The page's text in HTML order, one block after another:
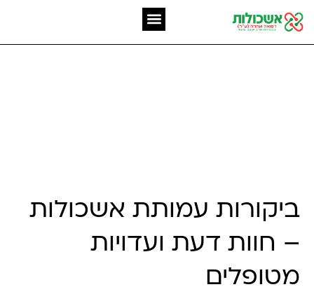
ביקורות עמותת אשכולות
– חוות דעת ועדויות
מטופלים